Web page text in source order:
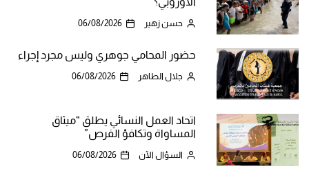
حسن زهير 06/08/2026
حضور المحامي جوهري وليس مجرد إجراء
جلال الطاهر 06/08/2026
اتحاد العمل النسائي يطلق “ميثاق
المساواة وتكافؤ الفرص”
السؤال الآن 06/08/2026